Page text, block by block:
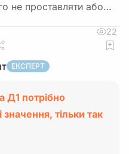
не проставляти або…
22
ЕКСПЕРТ
Д1 потрібно
тільки так